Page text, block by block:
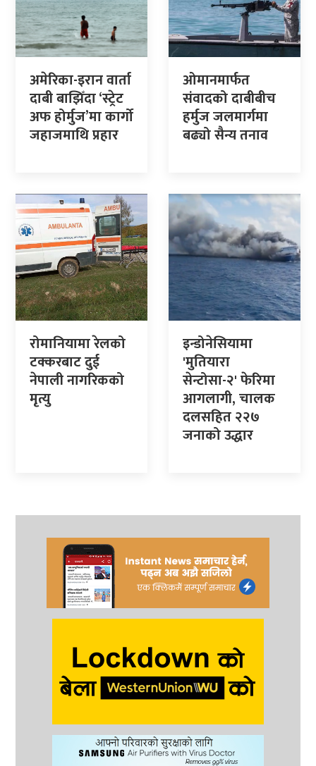
अमेरिका-इरान वार्ता
दाबी बाझिँदा ‘स्ट्रेट
अफ होर्मुज’मा कार्गो
जहाजमाथि प्रहार
ओमानमार्फत
संवादको दाबीबीच
हर्मुज जलमार्गमा
बढ्यो सैन्य तनाव
रोमानियामा रेलको
टक्करबाट दुई
नेपाली नागरिकको
मृत्यु
इन्डोनेसियामा
'मुतियारा
सेन्टोसा-२' फेरिमा
आगलागी, चालक
दलसहित २२७
जनाको उद्धार